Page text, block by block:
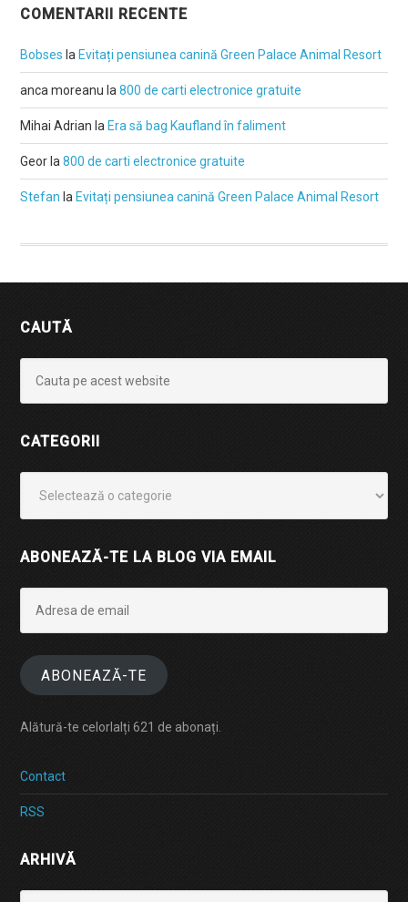
COMENTARII RECENTE
Bobses la Evitați pensiunea canină Green Palace Animal Resort
anca moreanu la800 de carti electronice gratuite
Mihai Adrian la Era să bag Kaufland în faliment
Geor la800 de carti electronice gratuite
Stefan la Evitați pensiunea canină Green Palace Animal Resort
CAUTĂ
CATEGORII
ABONEAZĂ-TE LA BLOG VIA EMAIL
email
ABONEAZĂ-TE
Alătură-te celorlalți 621 de abonați.
Contact
RSS
ARHIVĂ